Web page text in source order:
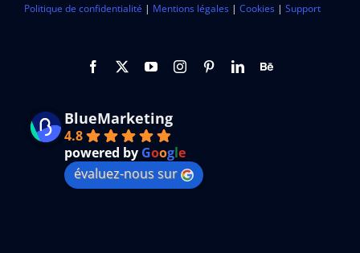
Politique de confidentialité | Mentions légales| Cookies| Support
BlueMarketing
4.8
powered by Google
évaluez-nous sur